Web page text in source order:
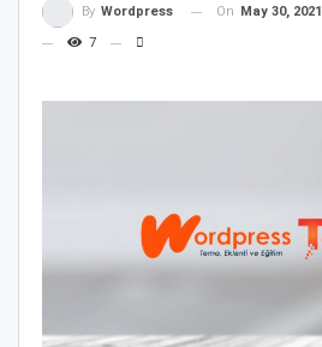
By Wordpress On May 30, 2021
7